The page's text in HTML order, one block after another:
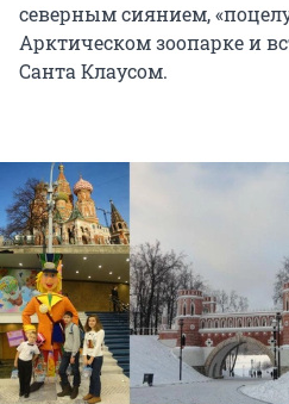
северным сиянием,
Арктическом зоопарке и
Санта Клаусом.